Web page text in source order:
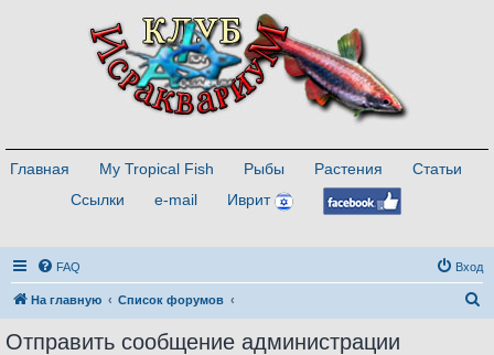
Главная My Tropical Fish Рыбы Растения
Статьи
Ссылки
e-mail Иврит
FAQ Вход
На главную Список форумов
Отправить сообщение администрации